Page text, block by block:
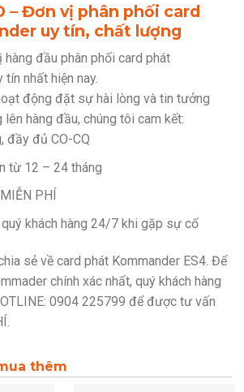
– Đơn vị phân phối card
uy tín, chất lượng
đầu phân phối card phát
tín nhất hiện nay.
động đặt sự hài lòng và tin tưởng
lên hàng đầu, chúng tôi cam kết:
đầy đủ CO-CQ
từ 12 – 24 tháng
PHÍ
khách hàng 24/7 khi gặp sự cố
sẻ về card phát Kommander ES4. Để
chính xác nhất, quý khách hàng
0904 225799 để được tư vấn
thêm